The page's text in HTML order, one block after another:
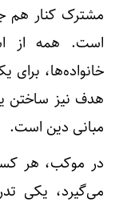
مشترک کنار هم
است. همه از
خانواده‌ها،
هدف نیز ساختن
مبانی دین است.
در موکب، هر
می‌گیرد، یکی